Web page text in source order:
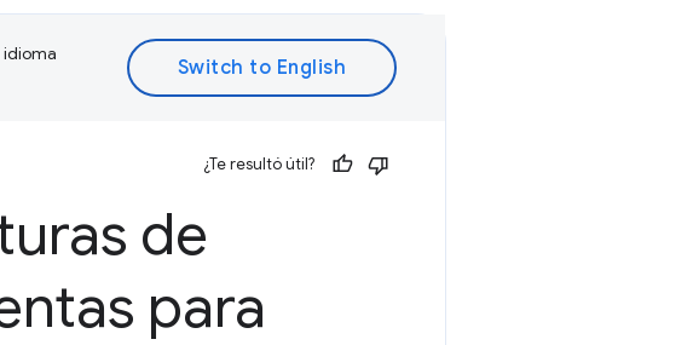
¿Te resultó útil?
de
para